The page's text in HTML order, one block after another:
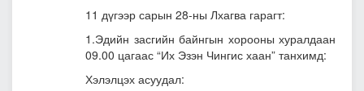
11 дүгээр сарын 28-ны Лхагва гарагт:
1.Эдийн засгийн байнгын хорооны хуралдаан
09.00 цагаас “Их Эзэн Чингис хаан” танхимд:
Хэлэлцэх асуудал: